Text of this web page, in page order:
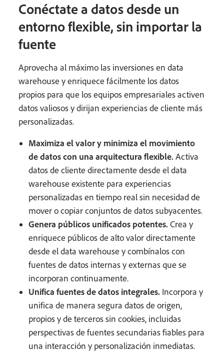
Conéctate a datos desde un
entorno flexible, sin importar la
fuente
Aprovecha al máximo las inversiones en data
warehouse y enriquece fácilmente los datos
propios para que los equipos empresariales activen
datos valiosos y dirijan experiencias de cliente más
personalizadas.
Maximiza el valor y minimiza el movimiento
de datos con una arquitectura flexible. Activa
datos de cliente directamente desde el data
warehouse existente para experiencias
personalizadas en tiempo real sin necesidad de
mover o copiar conjuntos de datos subyacentes.
Genera públicos unificados potentes. Crea y
enriquece públicos de alto valor directamente
desde el data warehouse y combínalos con
fuentes de datos internas y externas que se
incorporan continuamente.
Unifica fuentes de datos integrales. Incorpora y
unifica de manera segura datos de origen,
propios y de terceros sin cookies, incluidas
perspectivas de fuentes secundarias fiables para
una interacción y personalización inmediatas.